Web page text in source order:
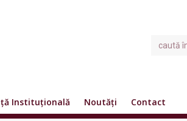
Instituțională Noutăți Contact